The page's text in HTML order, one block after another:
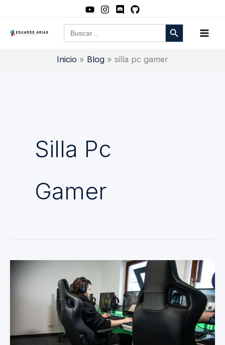
contenido
Buscar: Botón de búsqueda
Inicio Blog silla pc gamer
Silla Pc
Gamer
Silla